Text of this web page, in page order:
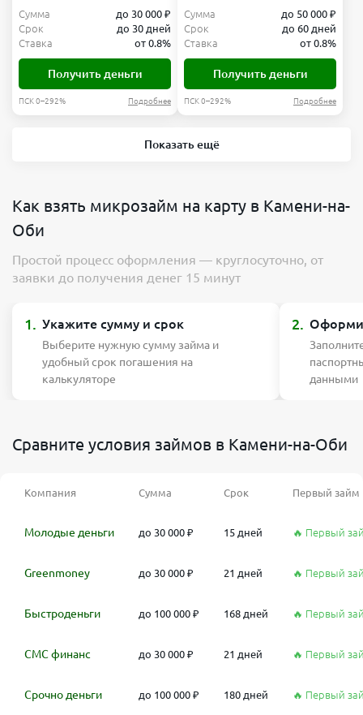
Сумма
до 30 000 ₽
Срок
до 30 дней
Ставка
от 0.8%
Получить деньги
ПСК 0–292% Подробнее
Сумма
до 50 000 ₽
Срок
до 60 дней
Ставка
от 0.8%
Получить деньги
ПСК 0–292% Подробнее
Показать ещё
Как взять микрозайм на карту в Камени-на-
Оби
Простой процесс оформления — круглосуточно, от
заявки до получения денег 15 минут
1. Укажите сумму и срок
Выберите нужную сумму займа и
удобный срок погашения на
калькуляторе
2.
данными
Сравните условия займов в Камени-на-Оби
Компания Сумма Срок Первый займ
Молодые деньги до 30 000 ₽ 15 дней 🔥 Первый
Greenmoney до 30 000 ₽ 21 дней 🔥 Первый
Быстроденьги до 100 000 ₽ 168 дней 🔥 Первый
СМС финанс до 30 000 ₽ 21 дней 🔥 Первый
Срочно деньги до 100 000 ₽ 180 дней 🔥 Первый